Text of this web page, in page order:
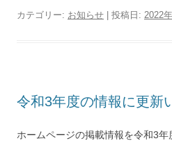
カテゴリー: お知らせ | 投稿日: 2022
令和3年度の情報に更新
ホームページの掲載情報を令和3